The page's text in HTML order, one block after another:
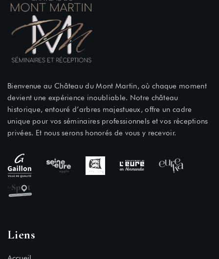
Bienvenue au Château du Mont Martin, où chaque moment
devient une expérience inoubliable. Notre château
historique, entouré d’arbres majestueux, offre un cadre
unique pour vos séminaires professionnels et vos réceptions
privées. Et nous serons honorés de vous y recevoir.
Liens